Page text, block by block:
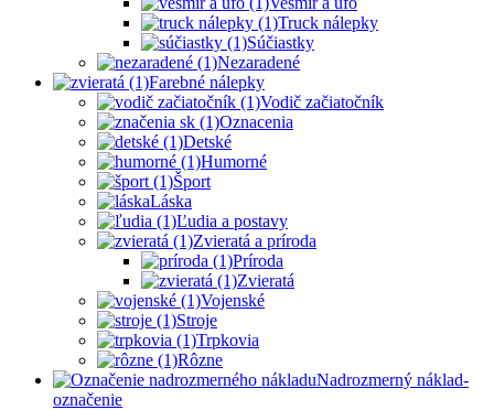
Truck nálepky
Súčiastky
Nezaradené
Farebné nálepky
Vodič začiatočník
Oznacenia
Detské
Humorné
Šport
Láska
Ľudia a postavy
Zvieratá a príroda
Príroda
Zvieratá
Vojenské
Stroje
Trpkovia
Rôzne
Nadrozmerný náklad-
označenie